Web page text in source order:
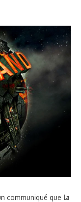
communiqué que la